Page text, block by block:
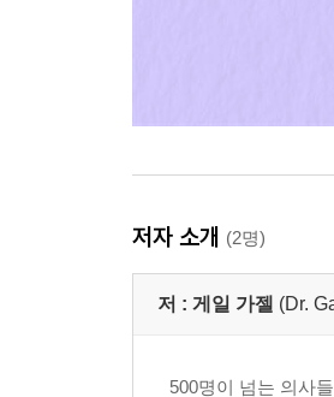
저자 소개 (2명)
저 : 게일 가젤 (Dr.
500명이 넘는 의사